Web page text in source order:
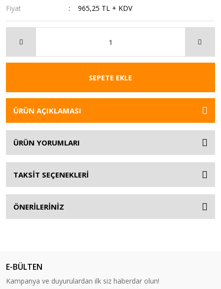
Fiyat
965,25 TL + KDV
SEPETE EKLE
ÜRÜN AÇIKLAMASI
ÜRÜN YORUMLARI
TAKSİT SEÇENEKLERİ
ÖNERİLERİNİZ
E-BÜLTEN
Kampanya ve duyurulardan ilk siz haberdar olun!